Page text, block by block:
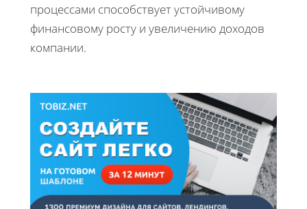
процессами способствует устойчивому
финансовому росту и увеличению доходов
компании.